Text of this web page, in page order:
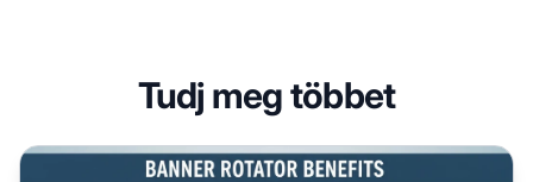
Tudj meg többet
Miért használjon banner rotátort a weboldalán? Előnyök